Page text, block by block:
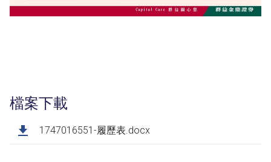
檔案下載
1747016551-履歷表.docx